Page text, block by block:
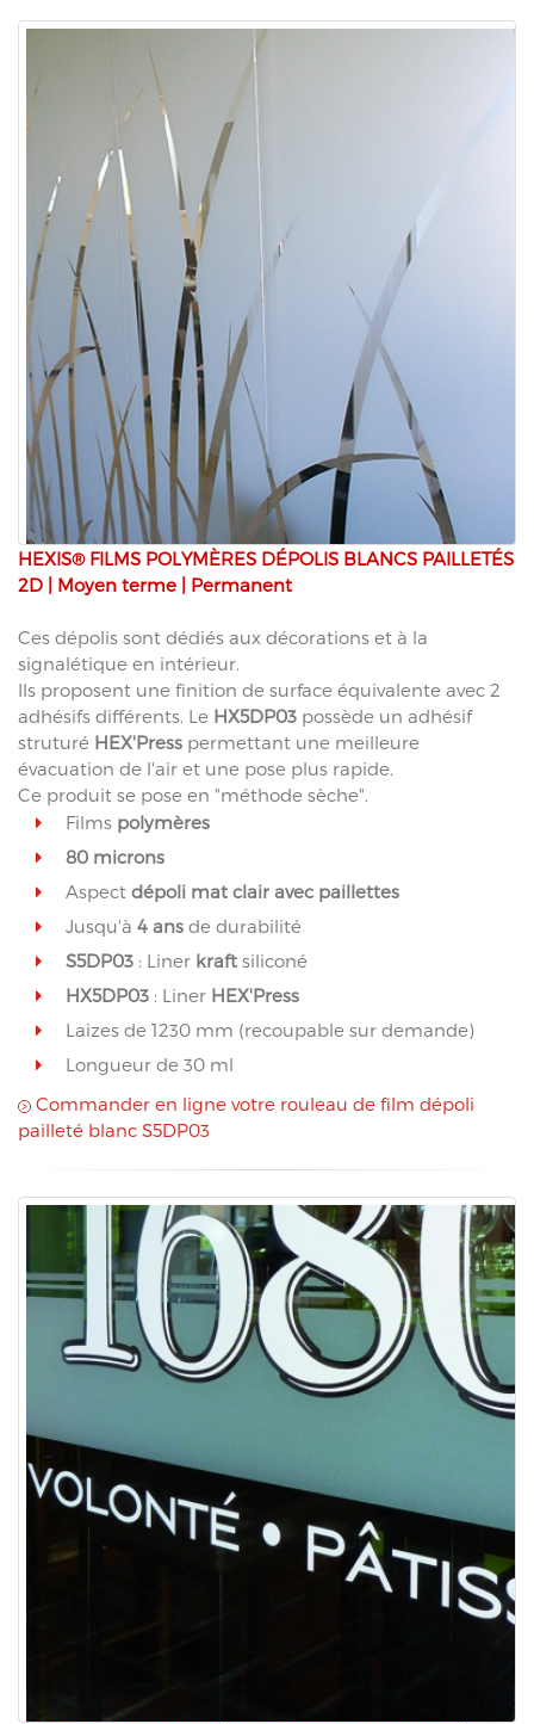
HEXIS® FILMS POLYMÈRES DÉPOLIS BLANCS PAILLETÉS
2D | Moyen terme | Permanent
Ces dépolis sont dédiés aux décorations et à la
signalétique en intérieur.
Ils proposent une finition de surface équivalente avec 2
adhésifs différents. Le HX5DP03 possède un adhésif
struturé HEX'Press permettant une meilleure
évacuation de l'air et une pose plus rapide.
Ce produit se pose en "méthode sèche".
Films polymères
80 microns
Aspect dépoli mat clair avec paillettes
Jusqu'à 4 ans de durabilité
S5DP03 : Liner kraft siliconé
HX5DP03 : Liner HEX'Press
Laizes de 1230 mm (recoupable sur demande)
Longueur de 30 ml
Commander en ligne votre rouleau de film dépoli
pailleté blanc S5DP03